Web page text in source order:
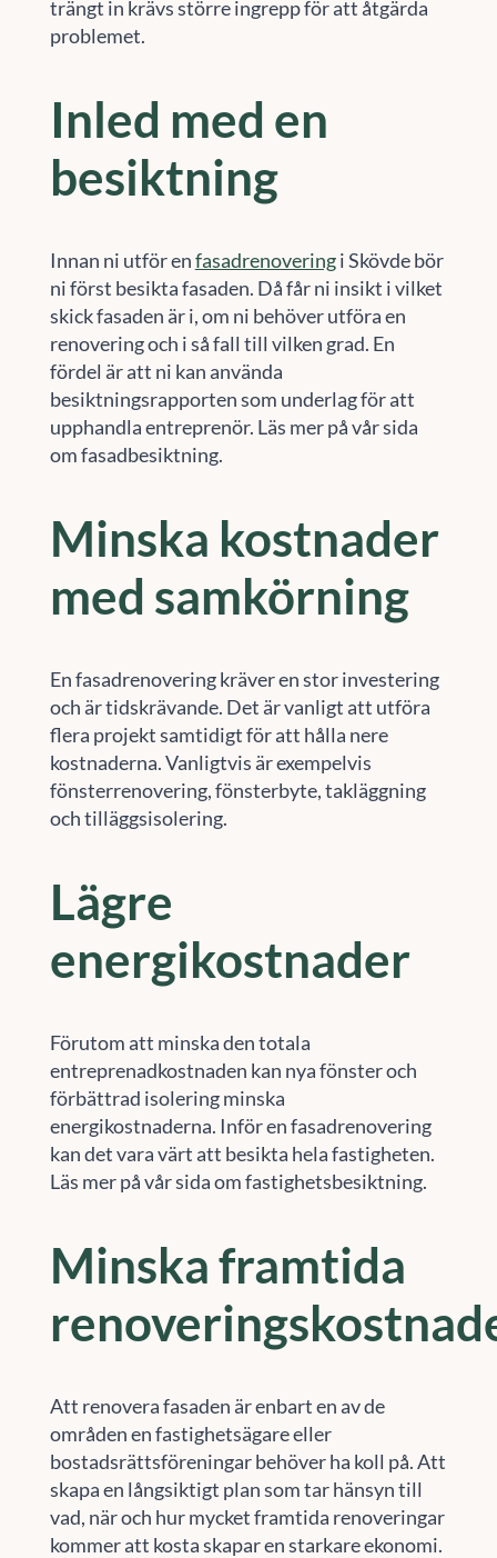
trängt in krävs större ingrepp för att åtgärda
problemet.
Inled med en
besiktning
Innan ni utför enfasadrenoveringi Skövde bör
ni först besikta fasaden. Då får ni insikt i vilket
skick fasaden är i, om ni behöver utföra en
renovering och i så fall till vilken grad. En
fördel är att ni kan använda
besiktningsrapporten som underlag för att
upphandla entreprenör. Läs mer på vår sida
om fasadbesiktning.
Minska kostnader
med samkörning
En fasadrenovering kräver en stor investering
och är tidskrävande. Det är vanligt att utföra
flera projekt samtidigt för att hålla nere
kostnaderna. Vanligtvis är exempelvis
fönsterrenovering, fönsterbyte, takläggning
och tilläggsisolering.
Lägre
energikostnader
Förutom att minska den totala
entreprenadkostnaden kan nya fönster och
förbättrad isolering minska
energikostnaderna. Inför en fasadrenovering
kan det vara värt att besikta hela fastigheten.
Läs mer på vår sida om fastighetsbesiktning.
Minska framtida
Att renovera fasaden är enbart en av de
områden en fastighetsägare eller
bostadsrättsföreningar behöver ha koll på. Att
skapa en långsiktigt plan som tar hänsyn till
vad, när och hur mycket framtida renoveringar
kommer att kosta skapar en starkare ekonomi.